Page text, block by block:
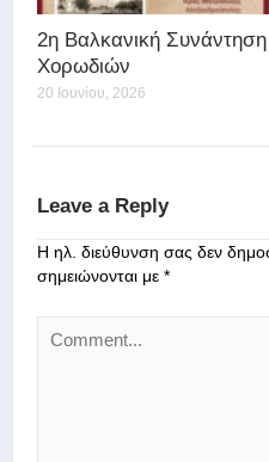
2η Βαλκανική Συνάντηση
Χορωδιών
20 Ιουνίου, 2026
Leave a Reply
Η ηλ. διεύθυνση σας δεν
σημειώνονται με *